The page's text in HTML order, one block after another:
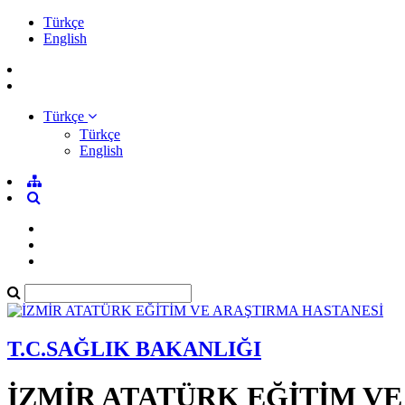
Türkçe
English
Türkçe
Türkçe
English
T.C.SAĞLIK BAKANLIĞI
İZMİR ATATÜRK EĞİTİM